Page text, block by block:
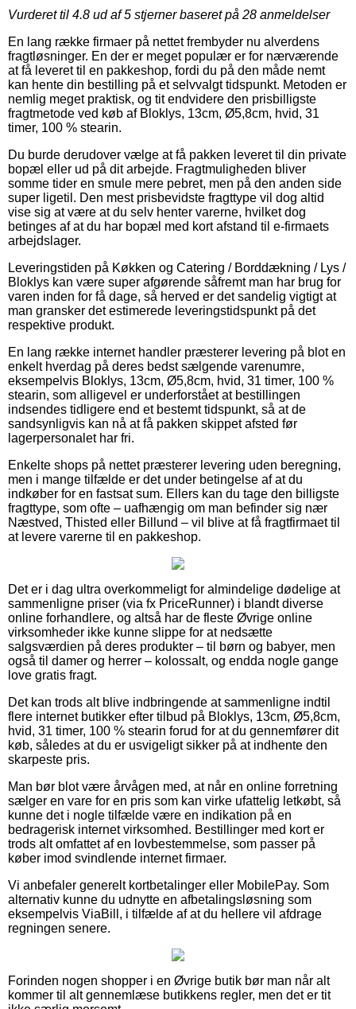
Vurderet til 4.8 ud af 5 stjerner baseret på 28 anmeldelser
En lang række firmaer på nettet frembyder nu alverdens
fragtløsninger. En der er meget populær er for nærværende
at få leveret til en pakkeshop, fordi du på den måde nemt
kan hente din bestilling på et selvvalgt tidspunkt. Metoden er
nemlig meget praktisk, og tit endvidere den prisbilligste
fragtmetode ved køb af Bloklys, 13cm, Ø5,8cm, hvid, 31
timer, 100 % stearin.
Du burde derudover vælge at få pakken leveret til din private
bopæl eller ud på dit arbejde. Fragtmuligheden bliver
somme tider en smule mere pebret, men på den anden side
super ligetil. Den mest prisbevidste fragttype vil dog altid
vise sig at være at du selv henter varerne, hvilket dog
betinges af at du har bopæl med kort afstand til e-firmaets
arbejdslager.
Leveringstiden på Køkken og Catering / Borddækning / Lys /
Bloklys kan være super afgørende såfremt man har brug for
varen inden for få dage, så herved er det sandelig vigtigt at
man gransker det estimerede leveringstidspunkt på det
respektive produkt.
En lang række internet handler præsterer levering på blot en
enkelt hverdag på deres bedst sælgende varenumre,
eksempelvis Bloklys, 13cm, Ø5,8cm, hvid, 31 timer, 100 %
stearin, som alligevel er underforstået at bestillingen
indsendes tidligere end et bestemt tidspunkt, så at de
sandsynligvis kan nå at få pakken skippet afsted før
lagerpersonalet har fri.
Enkelte shops på nettet præsterer levering uden beregning,
men i mange tilfælde er det under betingelse af at du
indkøber for en fastsat sum. Ellers kan du tage den billigste
fragttype, som ofte – uafhængig om man befinder sig nær
Næstved, Thisted eller Billund – vil blive at få fragtfirmaet til
at levere varerne til en pakkeshop.
Det er i dag ultra overkommeligt for almindelige dødelige at
sammenligne priser (via fx PriceRunner) i blandt diverse
online forhandlere, og altså har de fleste Øvrige online
virksomheder ikke kunne slippe for at nedsætte
salgsværdien på deres produkter – til børn og babyer, men
også til damer og herrer – kolossalt, og endda nogle gange
love gratis fragt.
Det kan trods alt blive indbringende at sammenligne indtil
flere internet butikker efter tilbud på Bloklys, 13cm, Ø5,8cm,
hvid, 31 timer, 100 % stearin forud for at du gennemfører dit
køb, således at du er usvigeligt sikker på at indhente den
skarpeste pris.
Man bør blot være årvågen med, at når en online forretning
sælger en vare for en pris som kan virke ufattelig letkøbt, så
kunne det i nogle tilfælde være en indikation på en
bedragerisk internet virksomhed. Bestillinger med kort er
trods alt omfattet af en lovbestemmelse, som passer på
køber imod svindlende internet firmaer.
Vi anbefaler generelt kortbetalinger eller MobilePay. Som
alternativ kunne du udnytte en afbetalingsløsning som
eksempelvis ViaBill, i tilfælde af at du hellere vil afdrage
regningen senere.
Forinden nogen shopper i en Øvrige butik bør man når alt
kommer til alt gennemlæse butikkens regler, men det er tit